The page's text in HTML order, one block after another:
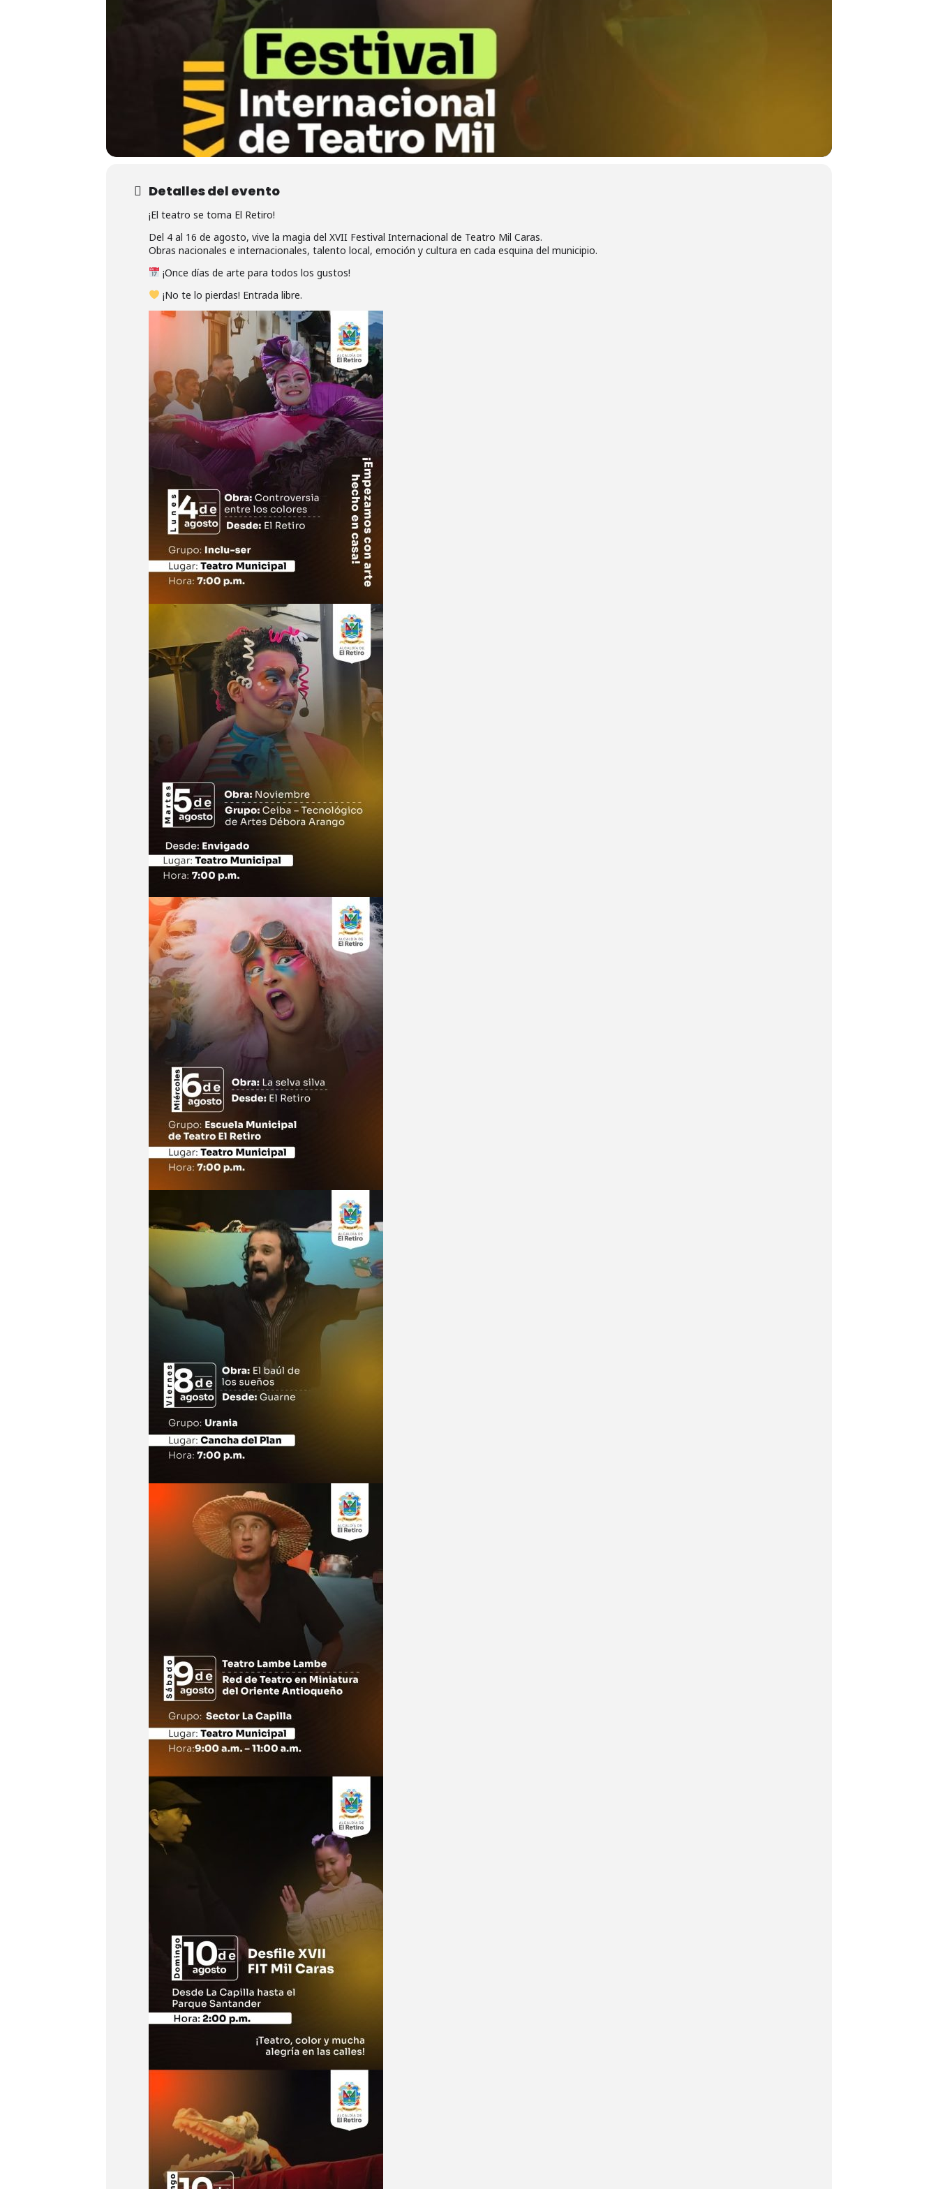
Hit enter to search or ESC to close
Detalles del evento
¡El teatro se toma El Retiro!
Del 4 al 16 de agosto, vive la magia del XVII Festival Internacional de Teatro Mil Caras.
Obras nacionales e internacionales, talento local, emoción y cultura en cada esquina del municipio.
¡Once días de arte para todos los gustos!
¡No te lo pierdas! Entrada libre.